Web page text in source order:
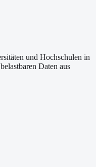
und Hochschulen in
Daten aus